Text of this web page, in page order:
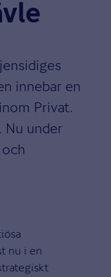
innebar en
Privat.
Nu under
nu i en